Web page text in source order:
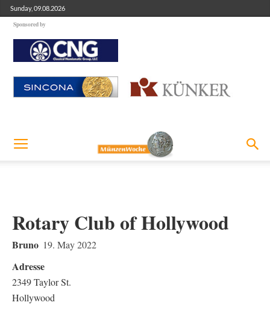
Sunday, 09.08.2026
Sponsored by
Rotary Club of Hollywood
Bruno 19. May 2022
Adresse
2349 Taylor St.
Hollywood